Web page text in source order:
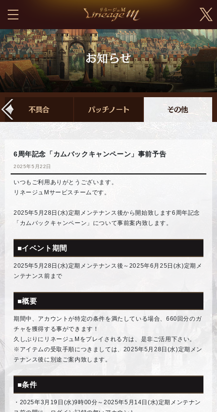
6周年記念「カムバックキャンペーン」事前予告
2025年5月22日
いつもご利用ありがとうございます。
リネージュMサービスチームです。
2025年5月28日(水)定期メンテナンス後から開始致します6周年記念
「カムバックキャンペーン」について事前案内致します。
■イベント期間
2025年5月28日(水)定期メンテナンス後～2025年6月25日(水)定期メ
ンテナンス前まで
■概要
期間中、アカウントが特定の条件を満たしている場合、660回分のガ
チャを獲得する事ができます！
久しぶりにリネージュMをプレイされる方は、是非ご活用下さい。
※アイテムの受取手順につきましては、2025年5月28日(水)定期メン
テナンス後に別途ご案内致します。
■条件
・2025年3月19日(水)9時00分～2025年5月14日(水)定期メンテナン